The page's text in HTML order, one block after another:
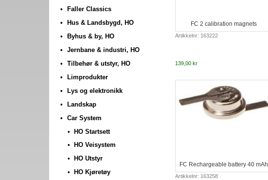
FC 2 calibration magnets
Artikkelnr: 163222
139,00 kr
FC Rechargeable battery 40 mAh
Artikkelnr: 163258
Faller Classics
Hus & Landsbygd, HO
Byhus & by, HO
Jernbane & industri, HO
Tilbehør & utstyr, HO
Limprodukter
Lys og elektronikk
Landskap
Car System
HO Startsett
HO Veisystem
HO Utstyr
HO Kjøretøy